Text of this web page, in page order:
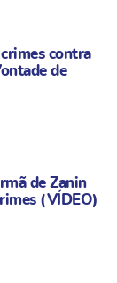
contra
de
de Zanin
(VÍDEO)